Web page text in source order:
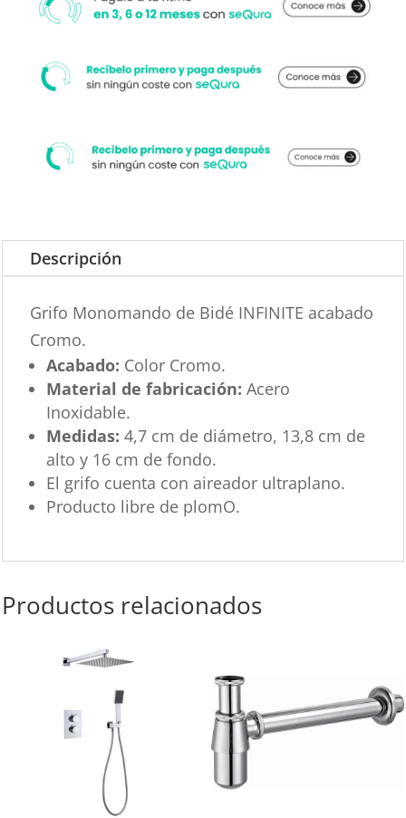
Descripción
Grifo Monomando de Bidé INFINITE acabado
Cromo.
Acabado: Color Cromo.
Material de fabricación:Acero
Inoxidable.
Medidas: 4,7 cm de diámetro, 13,8 cm de
alto y 16 cm de fondo.
El grifo cuenta con aireador ultraplano.
Producto libre de plomO.
Productos relacionados